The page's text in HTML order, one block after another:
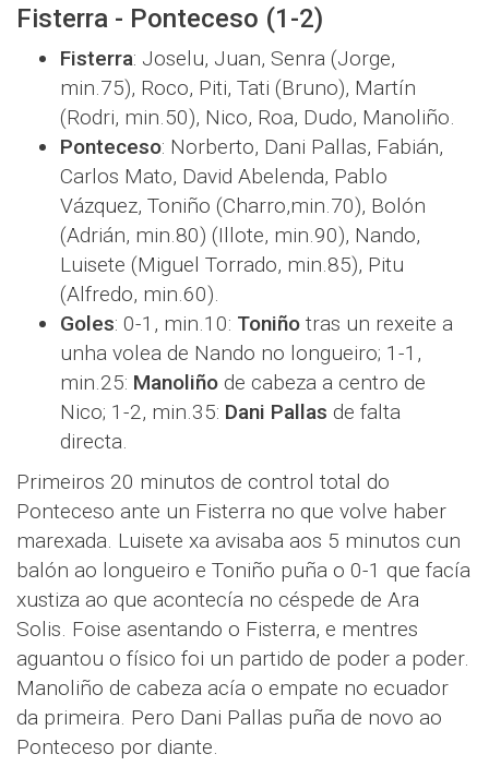
Fisterra - Ponteceso (1-2)
Fisterra: Joselu, Juan, Senra (Jorge,
min.75), Roco, Piti, Tati (Bruno), Martín
(Rodri, min.50), Nico, Roa, Dudo, Manoliño.
Ponteceso: Norberto, Dani Pallas, Fabián,
Carlos Mato, David Abelenda, Pablo
Vázquez, Toniño (Charro,min.70), Bolón
(Adrián, min.80) (Illote, min.90), Nando,
Luisete (Miguel Torrado, min.85), Pitu
(Alfredo, min.60).
Goles: 0-1, min.10: Toniño tras un rexeite a
unha volea de Nando no longueiro; 1-1,
min.25: Manoliño de cabeza a centro de
Nico; 1-2, min.35: Dani Pallas de falta
directa.
Primeiros 20 minutos de control total do
Ponteceso ante un Fisterra no que volve haber
marexada. Luisete xa avisaba aos 5 minutos cun
balón ao longueiro e Toniño puña o 0-1 que facía
xustiza ao que acontecía no céspede de Ara
Solis. Foise asentando o Fisterra, e mentres
aguantou o físico foi un partido de poder a poder.
Manoliño de cabeza acía o empate no ecuador
da primeira. Pero Dani Pallas puña de novo ao
Ponteceso por diante.